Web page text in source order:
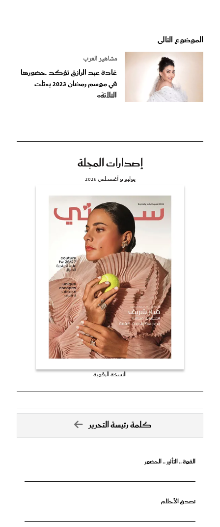
الموضوع التالى
مشاهير العرب
غادة عبد الرازق تؤكد حضورها
في موسم رمضان 2023 بـ«تلت
التلاتة»
إصدارات المجلة
يوليو و أغسطس 2026
النسخة الرقمية
كلمة رئيسة التحرير
القوة .. التأثير .. الحضور
تصدق الأحلام